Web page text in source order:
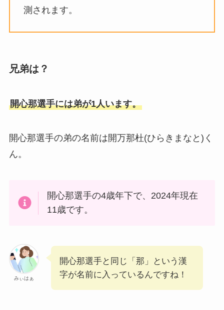
測されます。
兄弟は？
開心那選手には弟が1人います。
開心那選手の弟の名前は開万那杜(ひらきまなと)く
ん。
開心那選手の4歳年下で、2024年現在
11歳です。
みぃはぁ
開心那選手と同じ「那」という漢
字が名前に入っているんですね！